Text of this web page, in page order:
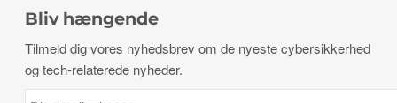
Bliv hængende
Tilmeld dig vores nyhedsbrev om de nyeste cybersikkerhed
og tech-relaterede nyheder.